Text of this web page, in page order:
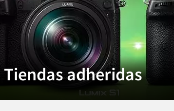
adheridas